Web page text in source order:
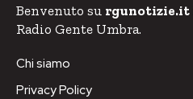
Benvenuto su rgunotizie.it
Radio Gente Umbra.
Chi siamo
Privacy Policy